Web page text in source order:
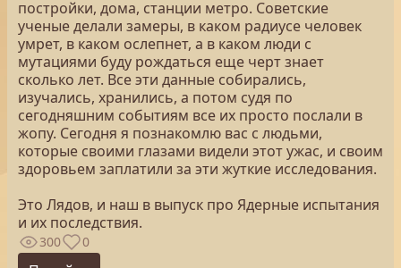
постройки, дома, станции метро. Советские
ученые делали замеры, в каком радиусе человек
умрет, в каком ослепнет, а в каком люди с
мутациями буду рождаться еще черт знает
сколько лет. Все эти данные собирались,
изучались, хранились, а потом судя по
сегодняшним событиям все их просто послали в
жопу. Сегодня я познакомлю вас с людьми,
которые своими глазами видели этот ужас, и своим
здоровьем заплатили за эти жуткие исследования.
Это Лядов, и наш в выпуск про Ядерные испытания
и их последствия.
300 0